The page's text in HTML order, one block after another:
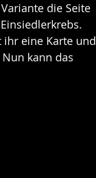
die Seite
ihr eine Karte und
kann das